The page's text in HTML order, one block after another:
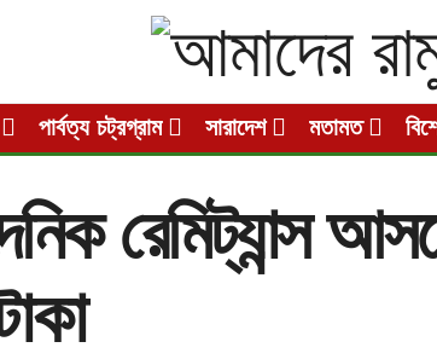
পার্বত্য চট্রগ্রাম সারাদেশ মতামত
রেমিট্যান্স